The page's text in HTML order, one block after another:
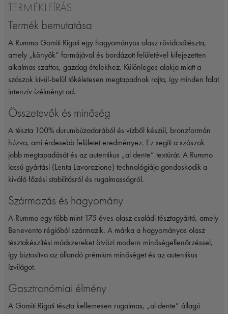
TERMÉKLEÍRÁS
Termék bemutatása
A Rummo Gomiti Rigati egy hagyományos olasz rövidcsőtészta,
amely „könyök” formájával és bordázott felületével kifejezetten
alkalmas szaftos, gazdag ételekhez. Különleges alakja miatt a
szószok kívül-belül tökéletesen megtapadnak rajta, így minden falat
intenzív ízélményt ad.
Összetevők és minőség
A tészta 100% durumbúzadarából és vízből készül, bronzformán
húzva, ami érdesebb felületet eredményez. Ez segíti a szószok
jobb megtapadását és az autentikus „al dente” textúrát. A Rummo
lassú gyártási (Lenta Lavorazione) technológiája gondoskodik a
kiváló főzési stabilitásról és rugalmasságról.
Származás és hagyomány
A Rummo egy több mint 175 éves olasz családi tésztagyártó, amely
Benevento régióból származik. A márka a hagyományos olasz
tésztakészítési módszereket ötvözi modern minőségellenőrzéssel,
így biztosítva az állandó prémium minőséget és az autentikus
ízvilágot.
Gasztronómiai élmény
A Gomiti Rigati tészta kellemesen rugalmas, „al dente” állagú